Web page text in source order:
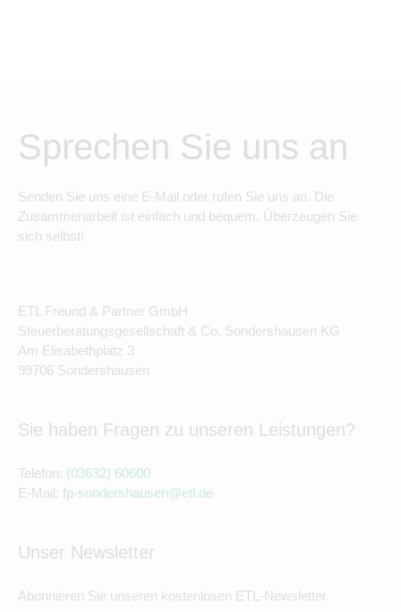
Sprechen Sie uns an
Senden Sie uns eine E-Mail oder rufen Sie uns an. Die
Zusammenarbeit ist einfach und bequem. Überzeugen Sie
sich selbst!
ETL Freund & Partner GmbH
Steuerberatungsgesellschaft & Co. Sondershausen KG
Am Elisabethplatz 3
99706 Sondershausen
Sie haben Fragen zu unseren Leistungen?
Telefon: (03632) 60600
E-Mail: fp-sondershausen@etl.de
Unser Newsletter
Abonnieren Sie unseren kostenlosen ETL-Newsletter.